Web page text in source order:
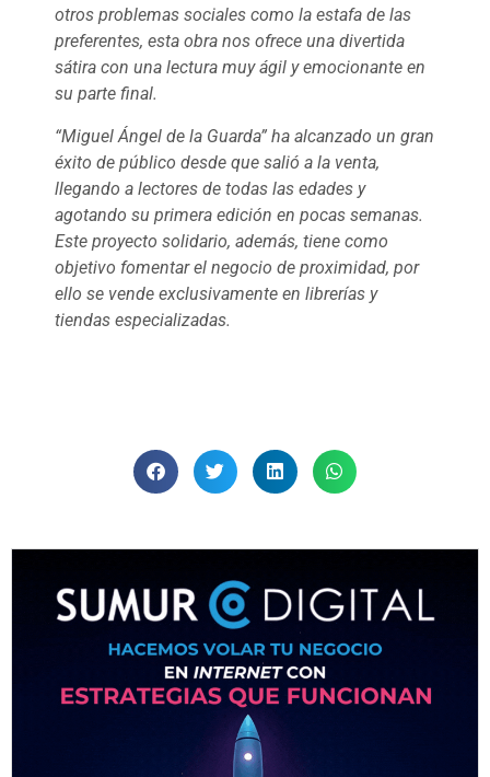
otros problemas sociales como la estafa de las
preferentes, esta obra nos ofrece una divertida
sátira con una lectura muy ágil y emocionante en
su parte final.
“Miguel Ángel de la Guarda” ha alcanzado un gran
éxito de público desde que salió a la venta,
llegando a lectores de todas las edades y
agotando su primera edición en pocas semanas.
Este proyecto solidario, además, tiene como
objetivo fomentar el negocio de proximidad, por
ello se vende exclusivamente en librerías y
tiendas especializadas.